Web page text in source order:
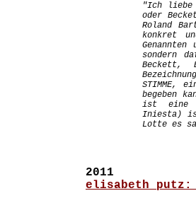
"Ich liebe
oder
Roland
konkret
sondern
Beckett,
STIMME,
begeben
ist eine
Iniesta) ist
Lotte es
2011
elisabeth